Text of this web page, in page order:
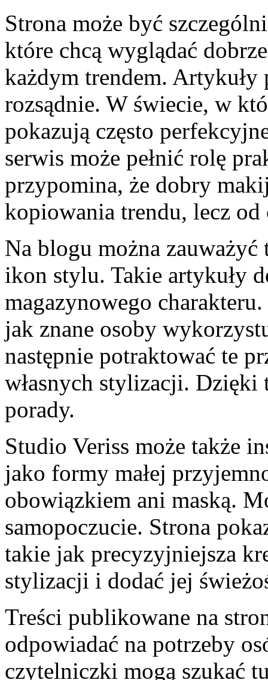
Strona może być
które chcą wyglądać
każdym trendem.
rozsądnie. W świecie, w
pokazują często
serwis może pełnić rolę
przypomina, że dobry
kopiowania trendu, lecz
Na blogu można zauważyć
ikon stylu. Takie artykuły
magazynowego
jak znane osoby
następnie potraktować te
własnych stylizacji. Dzięki
porady.
Studio Veriss może także
jako formy małej
obowiązkiem ani maską.
samopoczucie. Strona
takie jak precyzyjniejsza
stylizacji i dodać jej
Treści publikowane na
odpowiadać na potrzeby
czytelniczki mogą szukać